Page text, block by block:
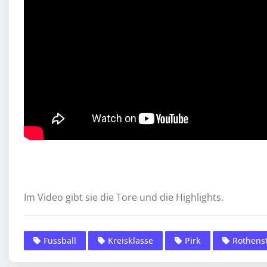
Im Video gibt sie die Tore und die Highlights.
Fussball Kreisklasse Pirk